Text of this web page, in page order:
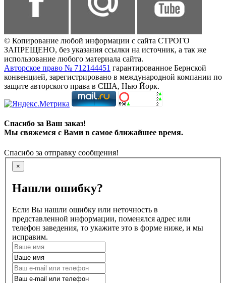
© Копирование любой информации с сайта СТРОГО
ЗАПРЕЩЕНО, без указания ссылки на источник, а так же
использование любого материала сайта.
Авторское право № 712144451 гарантированное Бернской
конвенцией, зарегистрировано в международной компании по
защите авторского права в США, Нью Йорк.
Спасибо за Ваш заказ!
Мы свяжемся с Вами в самое ближайшее время.
Спасибо за отправку сообщения!
×
Нашли ошибку?
Если Вы нашли ошибку или неточность в
представленной информации, поменялся адрес или
телефон заведения, то укажите это в форме ниже, и мы
исправим.